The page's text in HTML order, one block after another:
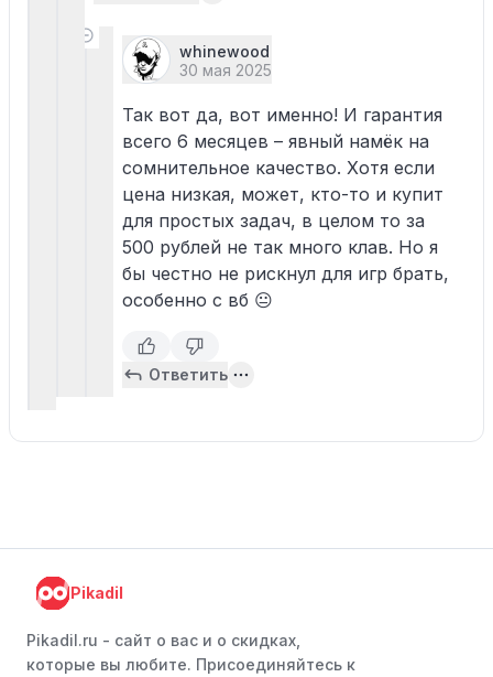
whinewood
30 мая 2025
Так вот да, вот именно! И гарантия
всего 6 месяцев – явный намёк на
сомнительное качество. Хотя если
цена низкая, может, кто-то и купит
для простых задач, в целом то за
500 рублей не так много клав. Но я
бы честно не рискнул для игр брать,
особенно с вб 😐
Ответить
Pikadil
Pikadil.ru - cайт о вас и о скидках,
которые вы любите. Присоединяйтесь к